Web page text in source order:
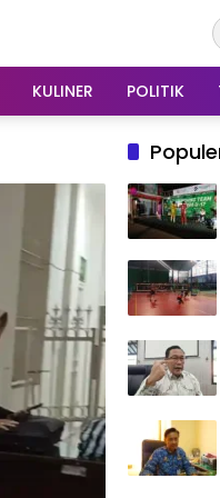
KULINER POLITIK